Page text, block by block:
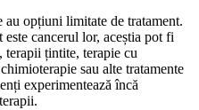
opțiuni limitate de tratament.
cancerul lor, aceștia pot fi
țintite, terapie cu
sau alte tratamente
experimentează încă